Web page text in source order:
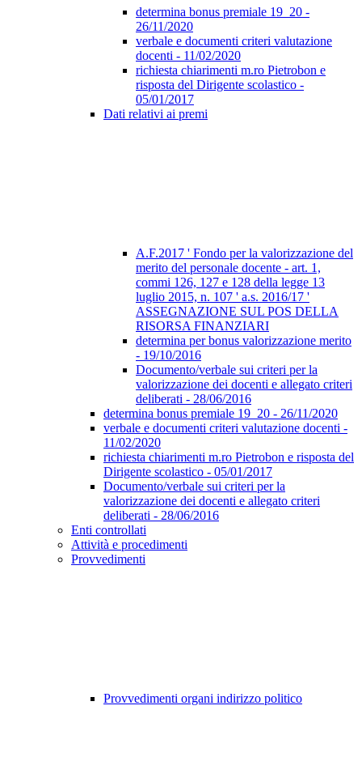
determina bonus premiale 19_20 -
26/11/2020
verbale e documenti criteri valutazione
docenti - 11/02/2020
richiesta chiarimenti m.ro Pietrobon e
risposta del Dirigente scolastico -
05/01/2017
Dati relativi ai premi
A.F.2017 ' Fondo per la valorizzazione del
merito del personale docente - art. 1,
commi 126, 127 e 128 della legge 13
luglio 2015, n. 107 ' a.s. 2016/17 '
ASSEGNAZIONE SUL POS DELLA
RISORSA FINANZIARI
determina per bonus valorizzazione merito
- 19/10/2016
Documento/verbale sui criteri per la
valorizzazione dei docenti e allegato criteri
deliberati - 28/06/2016
determina bonus premiale 19_20 - 26/11/2020
verbale e documenti criteri valutazione docenti -
11/02/2020
richiesta chiarimenti m.ro Pietrobon e risposta del
Dirigente scolastico - 05/01/2017
Documento/verbale sui criteri per la
valorizzazione dei docenti e allegato criteri
deliberati - 28/06/2016
Enti controllati
Attività e procedimenti
Provvedimenti
Provvedimenti organi indirizzo politico